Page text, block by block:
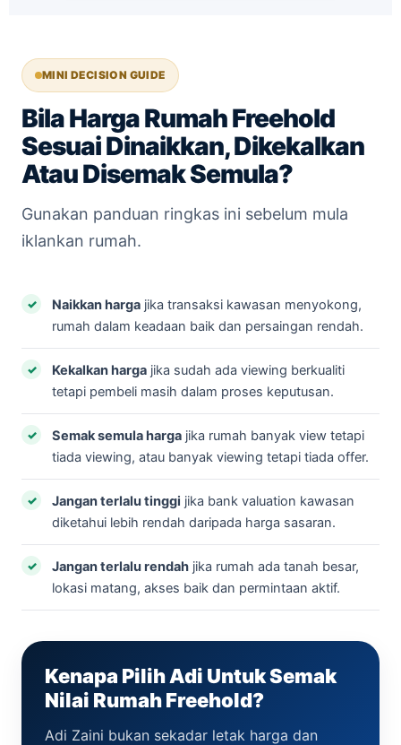
MINI DECISION GUIDE
Bila Harga Rumah Freehold
Sesuai Dinaikkan, Dikekalkan
Atau Disemak Semula?
Gunakan panduan ringkas ini sebelum mula
iklankan rumah.
Naikkan harga jika transaksi kawasan menyokong,
rumah dalam keadaan baik dan persaingan rendah.
Kekalkan harga jika sudah ada viewing berkualiti
tetapi pembeli masih dalam proses keputusan.
Semak semula harga jika rumah banyak view tetapi
tiada viewing, atau banyak viewing tetapi tiada offer.
Jangan terlalu tinggi jika bank valuation kawasan
diketahui lebih rendah daripada harga sasaran.
Jangan terlalu rendah jika rumah ada tanah besar,
lokasi matang, akses baik dan permintaan aktif.
Kenapa Pilih Adi Untuk Semak
Nilai Rumah Freehold?
Adi Zaini bukan sekadar letak harga dan